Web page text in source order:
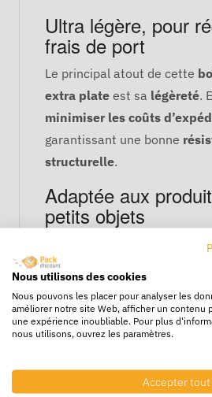
Ultra légère, pour
frais de port
Le principal atout de cette
extra plate est sa légèreté.
minimiser les coûts
garantissant une bonne
structurelle.
Adaptée aux
petits objets
,
pour l’expédition de produits
Catalogues et
Documents
administratifs
Petites pièces
Accessoires légers
Nous utilisons des cookies
Nous pouvons les placer pour analyser les
améliorer notre site Web, afficher un contenu
une expérience inoubliable. Pour plus
nous utilisons, ouvrez les paramètres.
Accepter tout